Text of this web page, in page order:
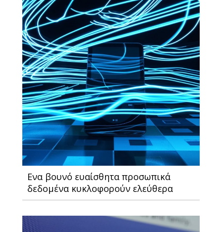
Ενα βουνό ευαίσθητα προσωπικά
δεδομένα κυκλοφορούν ελεύθερα